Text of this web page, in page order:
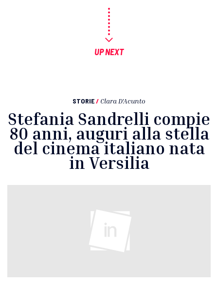
UP NEXT
STORIE/ Clara D'Acunto
Stefania Sandrelli compie
80 anni, auguri alla stella
del cinema italiano nata
in Versilia